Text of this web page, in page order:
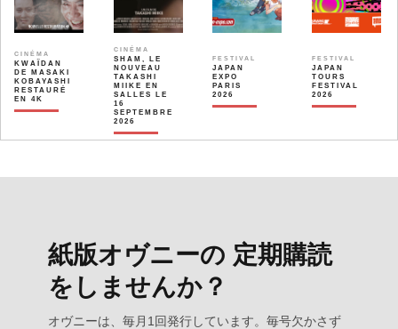
CINÉMA
KWAÏDAN
DE MASAKI
KOBAYASHI
RESTAURÉ
EN 4K
CINÉMA
SHAM, LE
NOUVEAU
TAKASHI
MIIKE EN
SALLES LE
16
SEPTEMBRE
2026
FESTIVAL
JAPAN
EXPO
PARIS
2026
FESTIVAL
JAPAN
TOURS
FESTIVAL
2026
紙版オヴニーの 定期購読
をしませんか？
オヴニーは、毎月1回発行しています。毎号欠かさず